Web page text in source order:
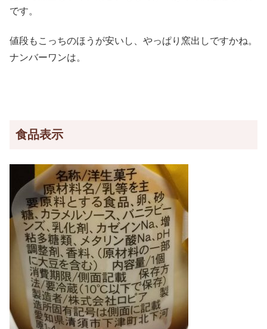
です。
値段もこっちのほうが安いし、やっぱり窯出しですかね。
ナンバーワンは。
食品表示